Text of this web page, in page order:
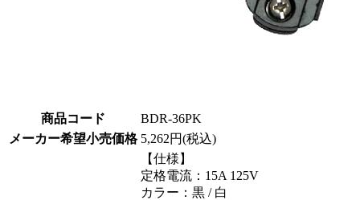
商品コード
BDR-36PK
メーカー希望小売価格 5,262円(税込)
【仕様】
定格電流：15A 125V
カラー：黒 / 白